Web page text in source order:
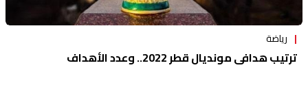
رياضة
ترتيب هدافي مونديال قطر 2022.. وعدد الأهداف